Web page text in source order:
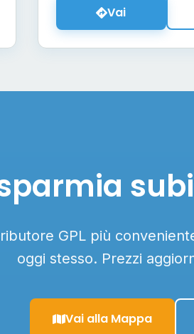
Vai
GPL più
oggi stesso. Prezzi
Vai alla Mappa